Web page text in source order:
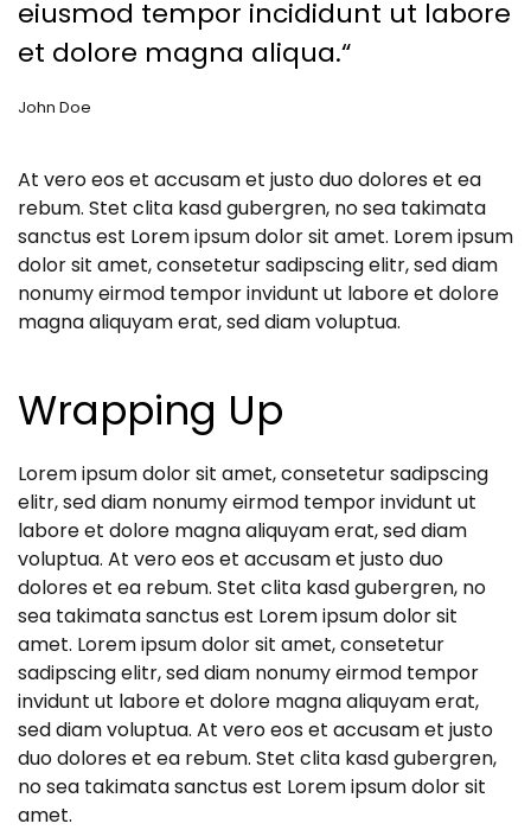
eiusmod tempor incididunt ut labore
et dolore magna aliqua.“
John Doe
At vero eos et accusam et justo duo dolores et ea
rebum. Stet clita kasd gubergren, no sea takimata
sanctus est Lorem ipsum dolor sit amet. Lorem ipsum
dolor sit amet, consetetur sadipscing elitr, sed diam
nonumy eirmod tempor invidunt ut labore et dolore
magna aliquyam erat, sed diam voluptua.
Wrapping Up
Lorem ipsum dolor sit amet, consetetur sadipscing
elitr, sed diam nonumy eirmod tempor invidunt ut
labore et dolore magna aliquyam erat, sed diam
voluptua. At vero eos et accusam et justo duo
dolores et ea rebum. Stet clita kasd gubergren, no
sea takimata sanctus est Lorem ipsum dolor sit
amet. Lorem ipsum dolor sit amet, consetetur
sadipscing elitr, sed diam nonumy eirmod tempor
invidunt ut labore et dolore magna aliquyam erat,
sed diam voluptua. At vero eos et accusam et justo
duo dolores et ea rebum. Stet clita kasd gubergren,
no sea takimata sanctus est Lorem ipsum dolor sit
amet.